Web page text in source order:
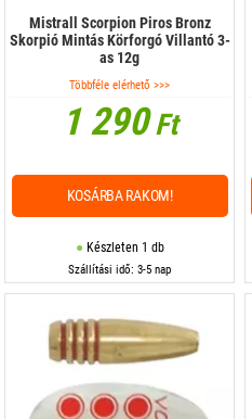
Mistrall Scorpion Piros Bronz
Skorpió Mintás Körforgó Villantó 3-
as 12g
Többféle elérhető >>>
1 290Ft
Készleten 1 db
Szállítási idő: 3-5 nap
KOSÁRBA RAKOM!